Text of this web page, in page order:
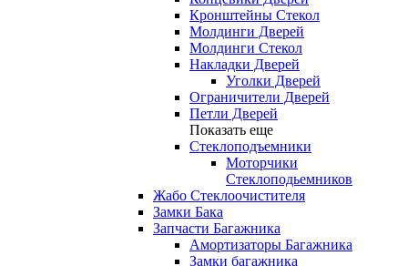
Кронштейны Стекол
Молдинги Дверей
Молдинги Стекол
Накладки Дверей
Уголки Дверей
Ограничители Дверей
Петли Дверей
Показать еще
Стеклоподъемники
Моторчики
Стеклоподьемников
Жабо Стеклоочистителя
Замки Бака
Запчасти Багажника
Амортизаторы Багажника
Замки багажника